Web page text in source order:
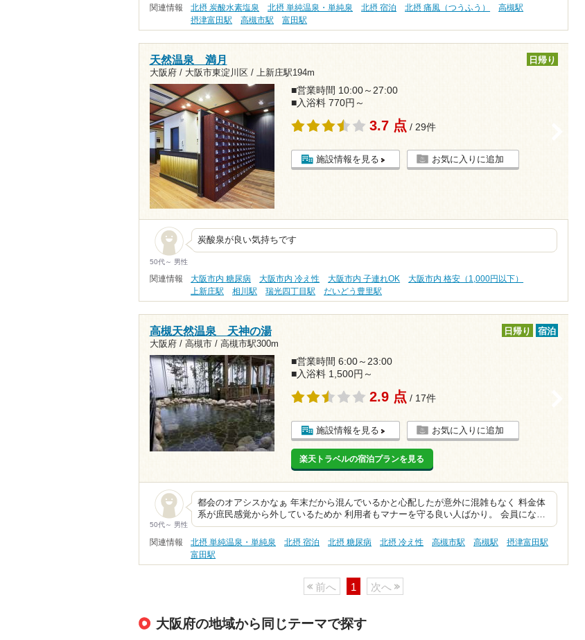
関連情報 北摂 炭酸水素塩泉 北摂 単純温泉・単純泉 北摂 宿泊 北摂 痛風（つうふう）
高槻駅
摂津富田駅
高槻市駅 富田駅
天然温泉 満月
大阪府 / 大阪市東淀川区 / 上新庄駅194m
日帰り
■営業時間 10:00～27:00
■入浴料 770円～
3.7 点 / 29件
施設情報を見る お気に入りに追加
50代～ 男性
炭酸泉が良い気持ちです
関連情報 大阪市内 糖尿病 大阪市内 冷え性 大阪市内 子連れOK
大阪市内 格安（1,000円以下）
上新庄駅
相川駅 瑞光四丁目駅 だいどう豊里駅
高槻天然温泉 天神の湯
大阪府 / 高槻市 / 高槻市駅300m
日帰り 宿泊
■営業時間 6:00～23:00
■入浴料 1,500円～
2.9 点 / 17件
施設情報を見る お気に入りに追加
楽天トラベルの宿泊プランを見る
50代～ 男性
都会のオアシスかなぁ 年末だから混んでいるかと心配したが意外に混雑もなく 料金体
系が庶民感覚から外しているためか 利用者もマナーを守る良い人ばかり。 会員にな…
関連情報 北摂 単純温泉・単純泉 北摂 宿泊 北摂 糖尿病 北摂 冷え性 高槻市駅 高槻駅
摂津富田駅
富田駅
前へ 1 次へ
大阪府の地域から同じテーマで探す